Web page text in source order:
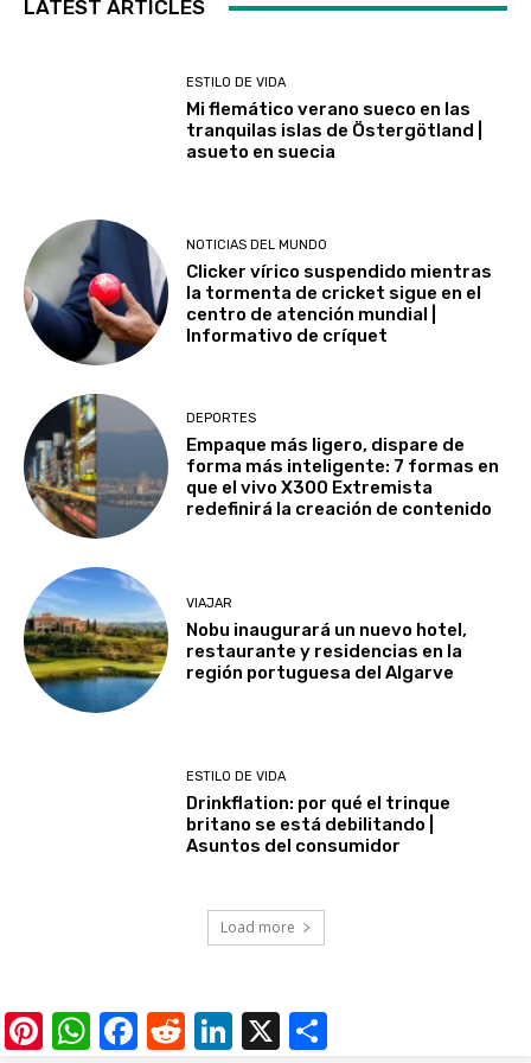
LATEST ARTICLES
ESTILO DE VIDA
Mi flemático verano sueco en las
tranquilas islas de Östergötland |
asueto en suecia
NOTICIAS DEL MUNDO
Clicker vírico suspendido mientras
la tormenta de cricket sigue en el
centro de atención mundial |
Informativo de críquet
DEPORTES
Empaque más ligero, dispare de
forma más inteligente: 7 formas en
que el vivo X300 Extremista
redefinirá la creación de contenido
VIAJAR
Nobu inaugurará un nuevo hotel,
restaurante y residencias en la
región portuguesa del Algarve
ESTILO DE VIDA
Drinkflation: por qué el trinque
britano se está debilitando |
Asuntos del consumidor
Load more
Pinterest
WhatsApp
Facebook
RedditLinkedIn
X